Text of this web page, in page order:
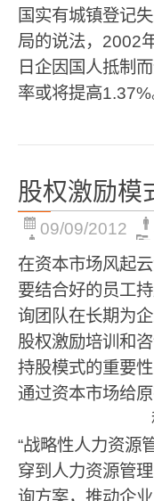
国实有城镇登记
局的说法，2002
日企因国人抵制
率或将提高
股权激励模
09/09/2012
在资本市场风起
要结合好的员工
询团队在长期为
股权激励培训和
持股模式的重要
通过资本市场给
科石咨询是
“战略性人力资源
穿到人力资源管
询方案，推动企